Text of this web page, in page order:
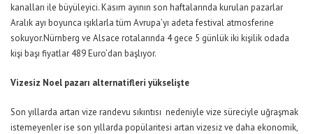
kanalları ile büyüleyici.Kasım ayının son haftalarında kurulan pazarlar
Aralık ayı boyunca ışıklarla tüm Avrupa’yı adeta festival atmosferine
sokuyor.Nürnberg ve Alsace rotalarında 4 gece 5 günlük iki kişilik odada
kişi başı fiyatlar 489Euro’dan başlıyor.
Vizesiz Noel pazarı alternatifleri yükselişte
Son yıllarda artan vize randevu sıkıntısı nedeniyle vize süreciyle uğraşmak
istemeyenler ise son yıllarda popülaritesi artan vizesizve daha ekonomik,